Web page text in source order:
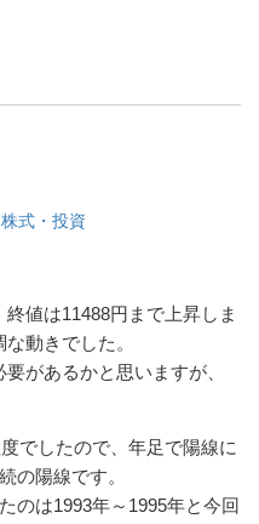
株式・投資
値は11488円まで上昇しま
動きでした。
があるかと思いますが、
でしたので、年足で陽線に
の陽線です。
のは1993年～1995年と今回